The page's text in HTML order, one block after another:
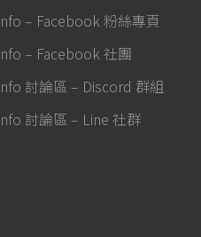
– Facebook 粉絲專頁
– Facebook 社團
討論區 – Discord 群組
討論區 – Line 社群